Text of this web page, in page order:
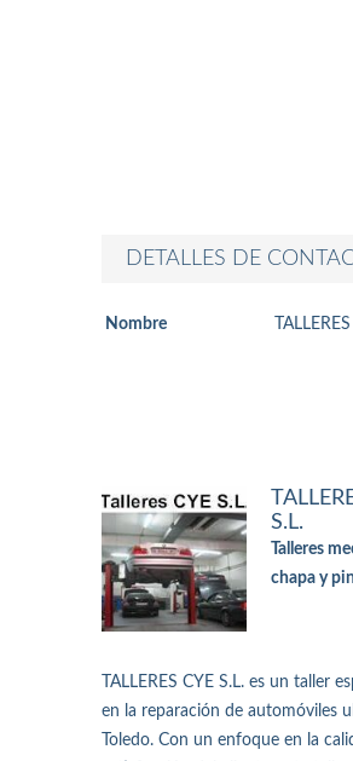
DETALLES DE
Nombre
S.L.
Talleres
chapa y
TALLERES CYE S.L. es un taller
en la reparación de automóviles
Toledo. Con un enfoque en la